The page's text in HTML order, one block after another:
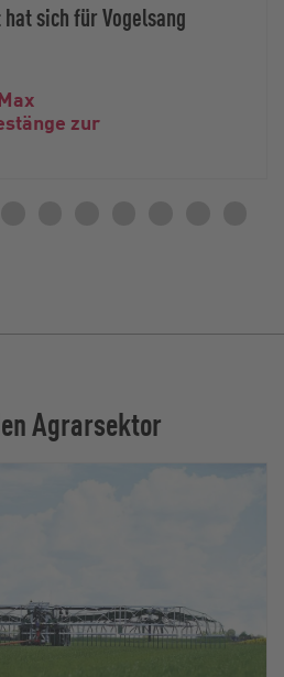
sich für Vogelsang
zur
Agrarsektor